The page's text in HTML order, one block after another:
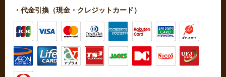
・代金引換（現金・クレジットカード）